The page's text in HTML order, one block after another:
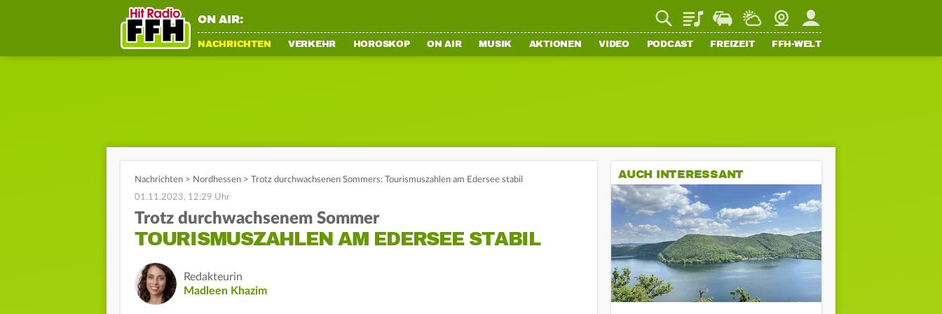
ON AIR: PlaylistStaupilotWetterWebcamMein FFH
NACHRICHTEN VERKEHR HOROSKOP ON AIR MUSIK AKTIONEN VIDEO PODCAST FREIZEIT FFH-WELT
Nachrichten > Nordhessen > Trotz durchwachsenen Sommers: Tourismuszahlen am Edersee stabil
01.11.2023, 12:29 Uhr
Trotz durchwachsenem Sommer
TOURISMUSZAHLEN AM EDERSEE STABIL
Redakteurin
Madleen Khazim
AUCH INTERESSANT